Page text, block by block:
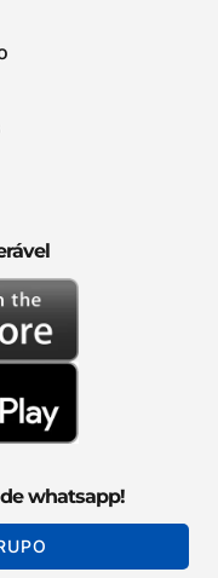
whatsapp!